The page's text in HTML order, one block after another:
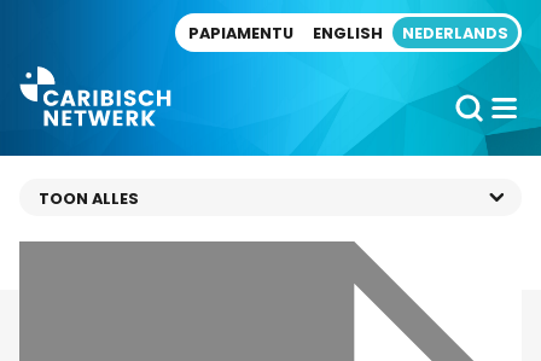
PAPIAMENTU ENGLISH NEDERLANDS